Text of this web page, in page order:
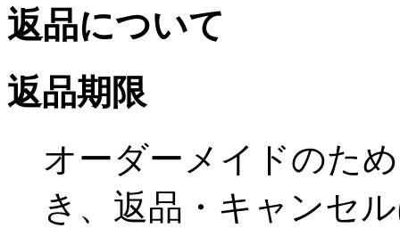
返品について
返品期限
オーダーメイドのた
き、返品・キャンセ